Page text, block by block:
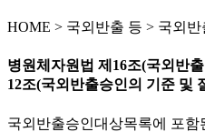
HOME > 국외반출 등 > 국외반
병원체자원법 제16조(국외반
12조(국외반출승인의 기준 및
국외반출승인대상목록에 포